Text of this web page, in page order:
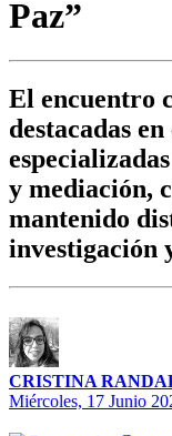
Paz”
El encuentro
destacadas
y mediación,
mantenido
investigación
CRISTINA
Miércoles, 17 Junio